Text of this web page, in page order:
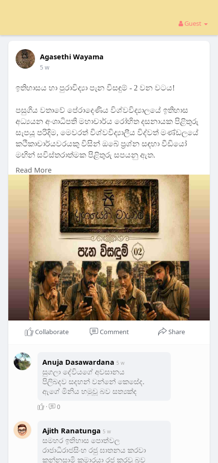
Guest
Agasethi Wayama
5 w
ඉතිහාසය හා පුරාවිද්‍යා පැන විසඳුම් - 2 වන වටය!
පසුගිය වතාවේ පේරාදෙණිය විශ්වවිද්‍යාලයේ ඉතිහාස
අධ්‍යයන අංශාධිපති මහාචාර්ය රෝහිත දසනායක පිළිතුරු
සැපයූ පරිදිම, මෙවරත් විශ්වවිද්‍යාලීය විද්වත් මණ්ඩලයේ
කථිකාචාර්යවරයකු විසින් ඔබේ ප්‍රශ්න සඳහා වීඩියෝ
මඟින් සවිස්තරාත්මක පිළිතුරු සපයනු ඇත.
📌 ඔබේ ප්‍රශ්නය මීට පහළින් Comment එකක් ලෙස දැන්ම
යොමු කරන්න.
Read More
Collaborate Comment Share
Anuja Dasawardana 5 w
සුගලා දේවියගේ අවසානය
පිලිබදව සදහන් වන්නේ කෙසේද.
ඇගේ මිනිය හමුවූ බව සත්‍යක්ද
· 0
Ajith Ranatunga 5 w
සමහර ඉතිහාස පොත්වල
රාජාධිරාජසිංහ රජු ඝාතනය කරවා
කන්නසාමි කුමාරයා රජ කරවූ බව